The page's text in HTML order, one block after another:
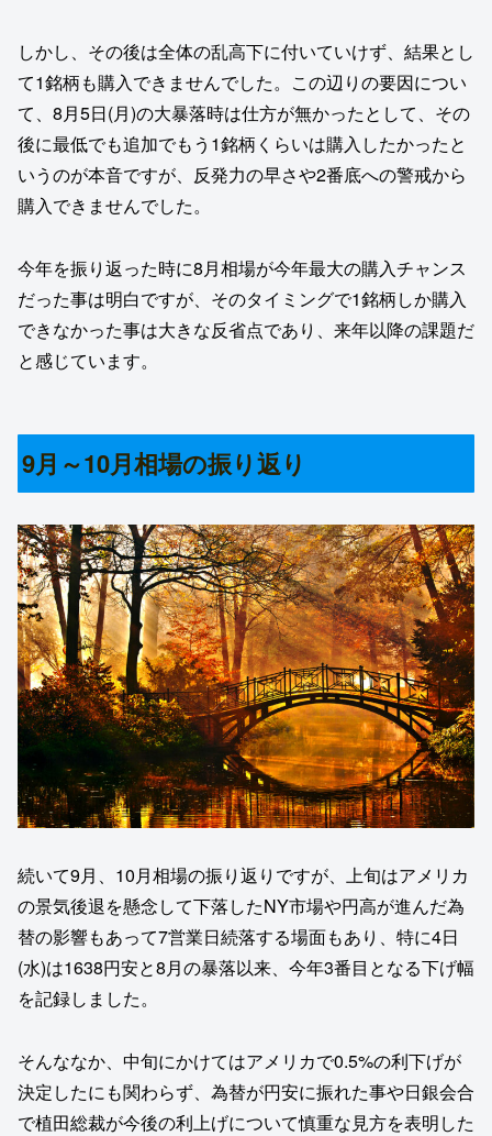
しかし、その後は全体の乱高下に付いていけず、結果とし
て1銘柄も購入できませんでした。この辺りの要因につい
て、8月5日(月)の大暴落時は仕方が無かったとして、その
後に最低でも追加でもう1銘柄くらいは購入したかったと
いうのが本音ですが、反発力の早さや2番底への警戒から
購入できませんでした。
今年を振り返った時に8月相場が今年最大の購入チャンス
だった事は明白ですが、そのタイミングで1銘柄しか購入
できなかった事は大きな反省点であり、来年以降の課題だ
と感じています。
9月～10月相場の振り返り
続いて9月、10月相場の振り返りですが、上旬はアメリカ
の景気後退を懸念して下落したNY市場や円高が進んだ為
替の影響もあって7営業日続落する場面もあり、特に4日
(水)は1638円安と8月の暴落以来、今年3番目となる下げ幅
を記録しました。
そんななか、中旬にかけてはアメリカで0.5%の利下げが
決定したにも関わらず、為替が円安に振れた事や日銀会合
で植田総裁が今後の利上げについて慎重な見方を表明した